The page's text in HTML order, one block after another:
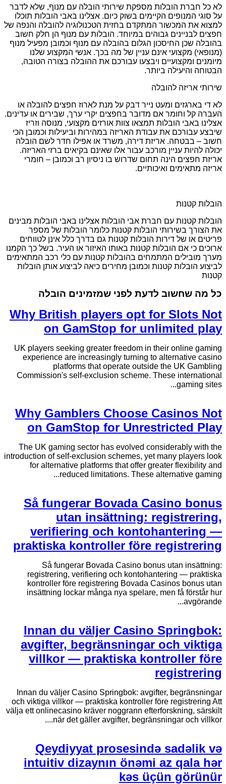
לא כל חברת הובלות מספקת שירותי הובלה עם מנוף, שלא לדבר
על סוגי המנופים הקיימים בשוק כיום. אצלינו באבי הובלות תוכלו
למצוא את המכשור המתקדם בחזית הטכנולוגיה להובלה והנפה של
חפצים לבניינים גבוהים במיוחד. הובלות עם מנוף הן חלק חשוב
בהובלה שכן החיסכון הגלום בהובלה עם מנוף וכמובן מפעיל מנוף
(מנופאי) מקצועי אינם עניין של מה בכך. אנשי המקצוע שלנו
מיומנים ומקצועיים ויבצעו עבורכם את ההובלה בצורה הטובה,
הבטוחה והיעילה ביותר.
שירותי אריזה להובלה
לא די בארגזים ומעט נייר דבק על מנת לארוז חפצים להובלה או
העברה קל וחומר אם מדובר בחפצים יקרי ערך, שבירים או עדינים.
אצלינו באבי הובלות תמצאו צוות אורזים מקצועי, מנוסה וזריז
שיבצע עבורכם את עבודת האריזה במהירות וביעילות וכמובן הכי
חשוב – בבטחה. אריזת דירה, משרד או אפילו חדר לשם הובלה
יכולה להיות עניין מורכב עבור אלו שאינם בקיאים ברזי האריזה.
אריזת חפצים הינה תחום שדרוש בו ניסיון רב וכמובן – חומרי
אריזה מתאימים ואיכותיים.
הובלות קטנות
הובלות קטנות עם חברת אבי הובלות אצלינו באבי הובלות מבינים
את הצורך בשירותי הובלות קטנות כלומר הובלות של מספר
פריטים או של דירות הובלות קטנות גם בדרך כלל אינן לטווחים
ארוכים כי אם הובלות קטנות באותו האיזור או העיר. בשל כך הקמנו
מערך מובילים המתמחים בהובלות קטנות עם כלי רכב המתאימים
לביצוע הובלות קטנות וכמובן מחירים כיאה לביצוע אותן הובלות
קטנות
כל מה שחשוב לדעת לפני שמזמינים הובלה
Why British players opt for Slots Not
on GamStop for unlimited play
UK players seeking greater freedom in their online gaming
experience are increasingly turning to alternative casino
platforms that operate outside the UK Gambling
Commission's self-exclusion scheme. These international
gaming sites...
Why Gamblers Choose Casinos Not
on GamStop for Unrestricted Play
The UK gaming sector has evolved considerably with the
introduction of self-exclusion schemes, yet many players look
for alternative platforms that offer greater flexibility and
reduced limitations. These alternative gaming...
Så fungerar Bovada Casino bonus
utan insättning: registrering,
verifiering och kontohantering —
praktiska kontroller före registrering
Så fungerar Bovada Casino bonus utan insättning:
registrering, verifiering och kontohantering — praktiska
kontroller före registrering Bovada Casinos bonus utan
insättning lockar många nya spelare, men få förstår hur
avgörande...
Innan du väljer Casino Springbok:
avgifter, begränsningar och viktiga
villkor — praktiska kontroller före
registrering
Innan du väljer Casino Springbok: avgifter, begränsningar
och viktiga villkor — praktiska kontroller före registrering Att
välja ett onlinecasino kräver noggrann efterforskning, särskilt
när det gäller avgifter, begränsningar och villkor....
Qeydiyyat prosesində sadəlik və
intuitiv dizaynın önəmi az qala hər
kəs üçün görünür